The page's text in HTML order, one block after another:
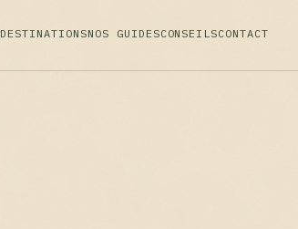
DESTINATIONSNOS GUIDESCONSEILSCONTACT